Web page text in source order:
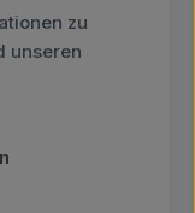
zu
unseren